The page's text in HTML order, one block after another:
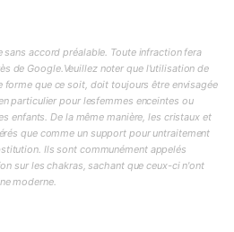
accord préalable. Toute infraction fera
de Google.Veuillez noter que l'utilisation de
forme que ce soit, doit toujours être envisagée
particulier pour lesfemmes enceintes ou
enfants. De la même manière, les cristaux et
que comme un support pour untraitement
Ils sont communément appelés
sur les chakras, sachant que ceux-ci n'ont
moderne.